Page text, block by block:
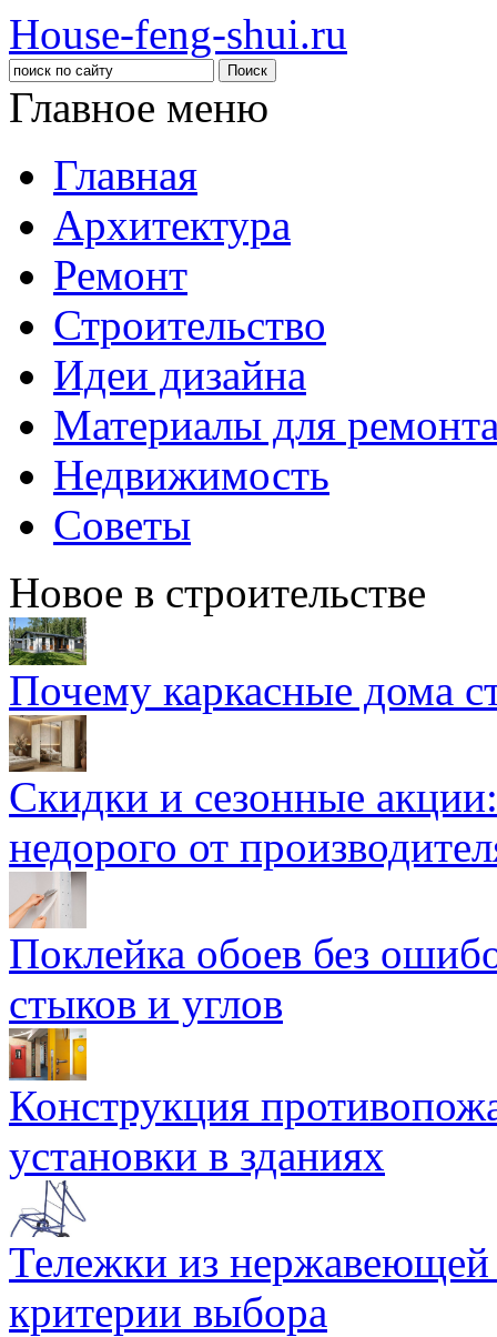
House-feng-shui.ru
Главное меню
Главная
Архитектура
Ремонт
Строительство
Идеи дизайна
Материалы для
Недвижимость
Советы
Новое в строительстве
Почему каркасные дома
Скидки и сезонные
недорого от
Поклейка обоев без
стыков и углов
Конструкция
установки в зданиях
Тележки из
критерии выбора